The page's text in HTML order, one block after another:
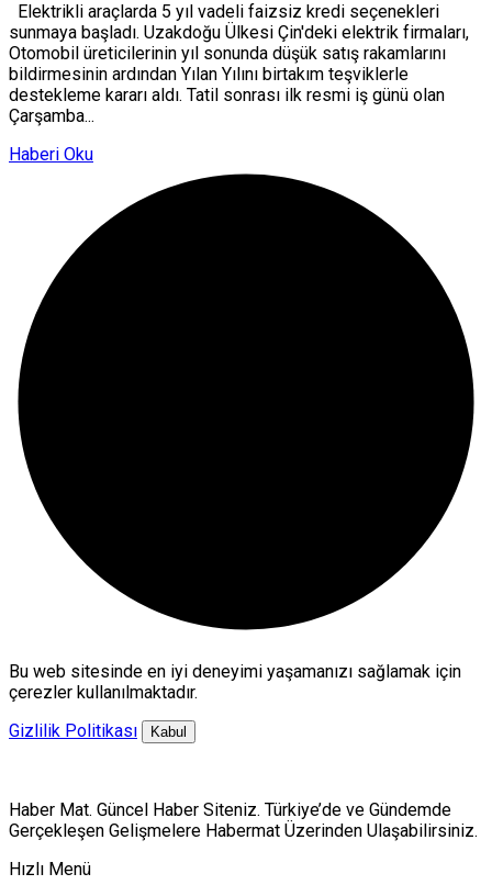
Elektrikli araçlarda 5 yıl vadeli faizsiz kredi seçenekleri
sunmaya başladı. Uzakdoğu Ülkesi Çin'deki elektrik firmaları,
Otomobil üreticilerinin yıl sonunda düşük satış rakamlarını
bildirmesinin ardından Yılan Yılını birtakım teşviklerle
destekleme kararı aldı. Tatil sonrası ilk resmi iş günü olan
Çarşamba...
Haberi Oku
Bu web sitesinde en iyi deneyimi yaşamanızı sağlamak için
çerezler kullanılmaktadır.
Gizlilik Politikası
Kabul
Haber Mat. Güncel Haber Siteniz. Türkiye’de ve Gündemde
Gerçekleşen Gelişmelere Habermat Üzerinden Ulaşabilirsiniz.
Hızlı Menü